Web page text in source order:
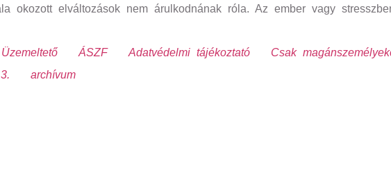
okozott elváltozások nem árulkodnának róla. Az ember vagy
Üzemeltető ÁSZF Adatvédelmi tájékoztató
Csak
archívum